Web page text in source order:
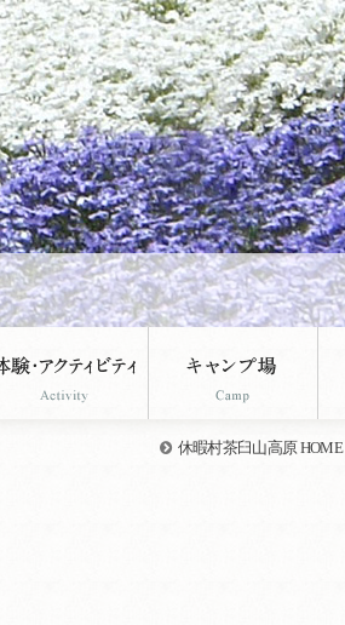
休暇村茶臼山高原 HOME